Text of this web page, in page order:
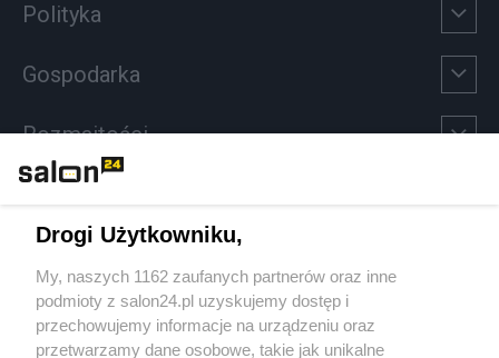
Polityka
Gospodarka
Rozmaitości
Sport
Społeczeństwo
Drogi Użytkowniku,
My, naszych 1162 zaufanych partnerów oraz inne
podmioty z salon24.pl uzyskujemy dostęp i
przechowujemy informacje na urządzeniu oraz
przetwarzamy dane osobowe, takie jak unikalne